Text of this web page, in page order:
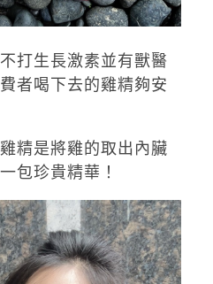
打生長激素並有獸醫
者喝下去的雞精夠安
精是將雞的取出內臟
包珍貴精華！